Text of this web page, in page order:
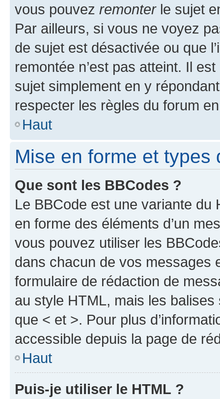
vous pouvez remonterle sujet
Par ailleurs, si vous ne voyez
de sujet est désactivée ou que
remontée n’est pas atteint. Il
sujet simplement en y
respecter les règles du forum
Haut
Mise en forme et types
Que sont les BBCodes ?
Le BBCode est une variante du
en forme des éléments d’un
vous pouvez utiliser les
dans chacun de vos messages
formulaire de rédaction de
au style HTML, mais les
que < et >. Pour plus
accessible depuis la page de
Haut
Puis-je utiliser le HTML ?